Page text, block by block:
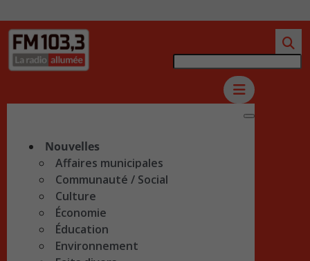
Nouvelles
Affaires municipales
Communauté / Social
Culture
Économie
Éducation
Environnement